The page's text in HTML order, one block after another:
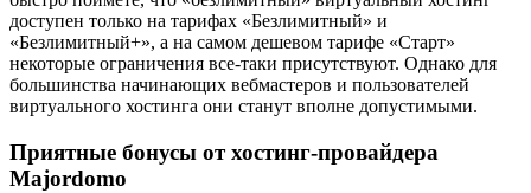
доступен только на тарифах «Безлимитный» и
«Безлимитный+», а на самом дешевом тарифе «Старт»
некоторые ограничения все-таки присутствуют. Однако для
большинства начинающих вебмастеров и пользователей
виртуального хостинга они станут вполне допустимыми.
Приятные бонусы от хостинг-провайдера
Majordomo